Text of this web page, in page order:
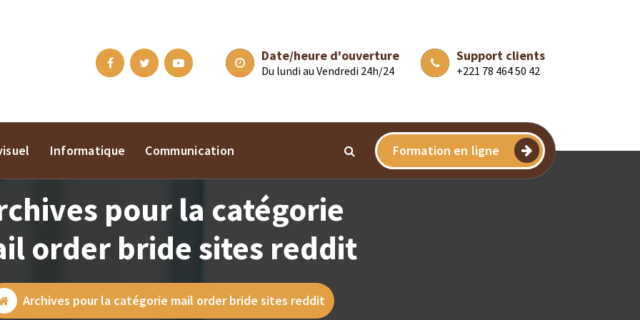
Date/heure d'ouverture
Du lundi au Vendredi 24h/24
Support clients
+221 78 464 50 42
Informatique Communication Formation en ligne
pour la catégorie
order bride sites reddit
Archives pour la catégorie mail order bride sites reddit